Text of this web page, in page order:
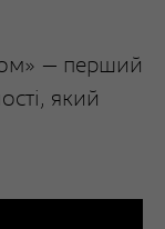
— перший
який